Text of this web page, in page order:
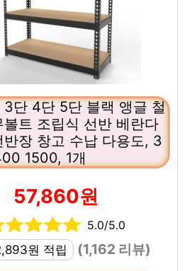
3단 4단 5단 블랙 앵글 철
볼트 조립식 선반 베란다
반장 창고 수납 다용도, 3
1500, 1개
57,860원
5.0/5.0
원 적립
(1,162 리뷰)